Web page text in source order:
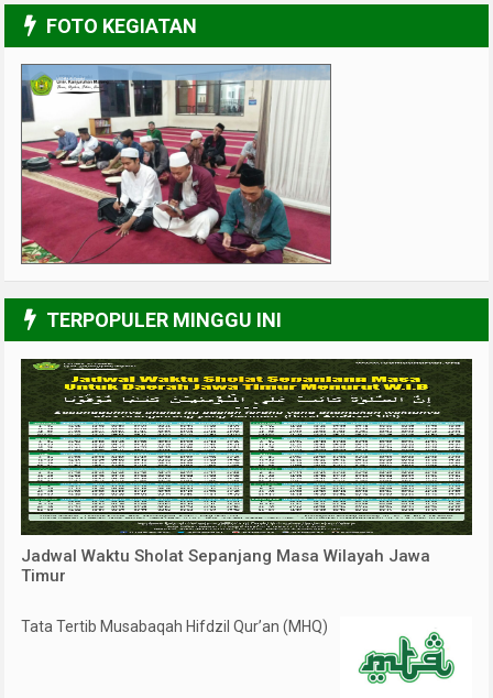
FOTO KEGIATAN
TERPOPULER MINGGU INI
Jadwal Waktu Sholat Sepanjang Masa Wilayah Jawa
Timur
Tata Tertib Musabaqah Hifdzil Qur’an (MHQ)